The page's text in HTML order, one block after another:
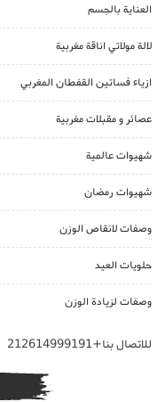
العناية بالجسم
لالة مولاتي اناقة مغربية
ازياء فساتين القفطان المغربي
عصائر و مقبلات مغربية
شهيوات عالمية
شهيوات رمضان
وصفات لانقاص الوزن
حلويات العيد
وصفات لزيادة الوزن
للاتصال بنا+212614999191